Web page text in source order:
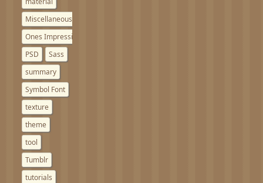
Miscellaneous notes
Ones Impressions
PSD
Sass
summary
Symbol Font
texture
theme
tool
Tumblr
tutorials